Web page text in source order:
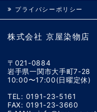
株式会社 京屋染物店
〒021-0884
岩手県一関市大手町7-28
10:00〜17:00(日曜定休)
TEL: 0191-23-5161
FAX: 0191-23-3660
プライバシーポリシー